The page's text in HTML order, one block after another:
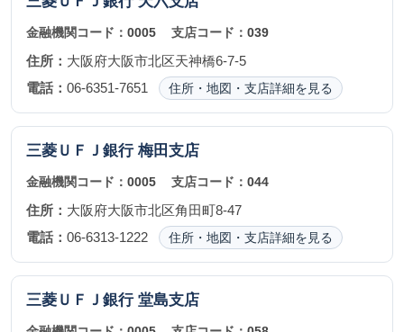
金融機関コード： 0005 支店コード：039
住所： 大阪府大阪市北区天神橋6-7-5
電話： 06-6351-7651 住所・地図・支店詳細を見る
三菱ＵＦＪ銀行 梅田支店
金融機関コード： 0005 支店コード：044
住所： 大阪府大阪市北区角田町8-47
電話： 06-6313-1222 住所・地図・支店詳細を見る
三菱ＵＦＪ銀行 堂島支店